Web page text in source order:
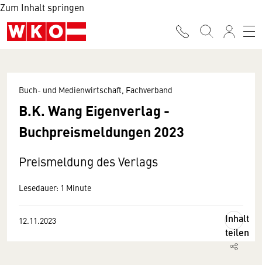
Zum Inhalt springen
Buch- und Medienwirtschaft, Fachverband
B.K. Wang Eigenverlag -
Buchpreismeldungen 2023
Preismeldung des Verlags
Lesedauer: 1 Minute
12.11.2023
Inhalt
teilen